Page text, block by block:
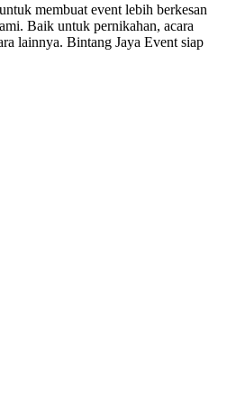
membuat event lebih berkesan
Baik untuk pernikahan, acara
lainnya. Bintang Jaya Event siap